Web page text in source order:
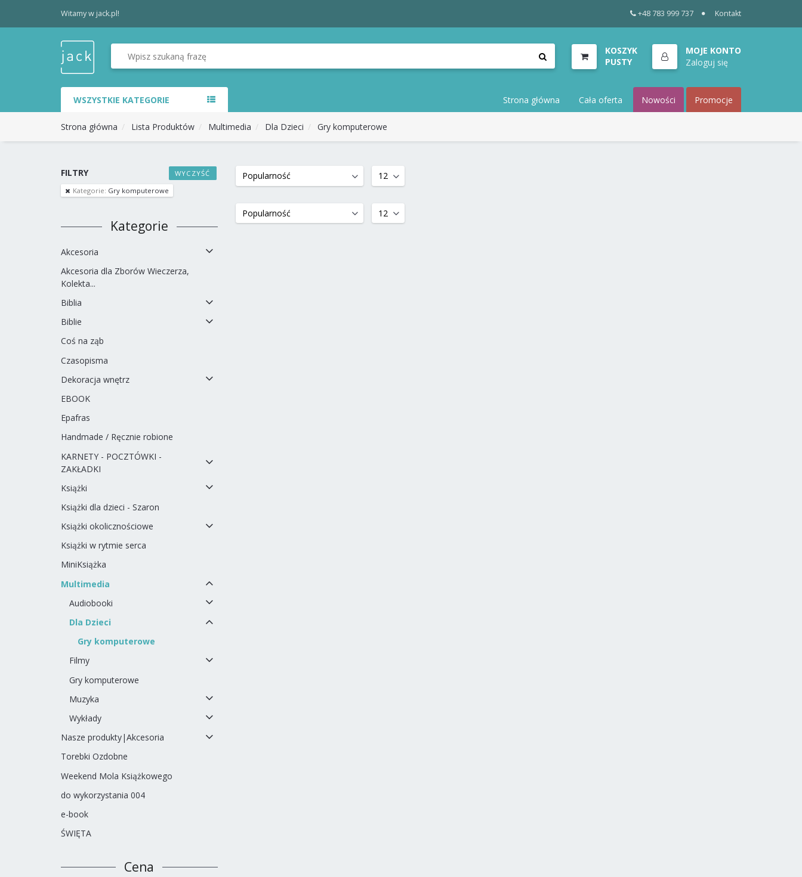
Witamy w jack.pl! +48 783 999 737 Kontakt
KOSZYK
PUSTY
MOJE KONTO
Zaloguj się
WSZYSTKIE KATEGORIE Strona główna Cała oferta Nowości Promocje
Strona główna Lista Produktów Multimedia Dla Dzieci Gry komputerowe
FILTRY
WYCZYŚĆ
Kategorie: Gry komputerowe
Kategorie
Akcesoria
Akcesoria dla Zborów Wieczerza,
Kolekta...
Biblia
Biblie
Coś na ząb
Czasopisma
Dekoracja wnętrz
EBOOK
Epafras
Handmade / Ręcznie robione
KARNETY - POCZTÓWKI -
ZAKŁADKI
Książki
Książki dla dzieci - Szaron
Książki okolicznościowe
Książki w rytmie serca
MiniKsiążka
Multimedia
Audiobooki
Dla Dzieci
Gry komputerowe
Filmy
Gry komputerowe
Muzyka
Wykłady
Nasze produkty|Akcesoria
Torebki Ozdobne
Weekend Mola Książkowego
do wykorzystania 004
e-book
ŚWIĘTA
Cena